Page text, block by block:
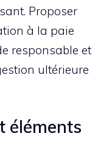
Proposer
à la paie
responsable et
ultérieure
éléments